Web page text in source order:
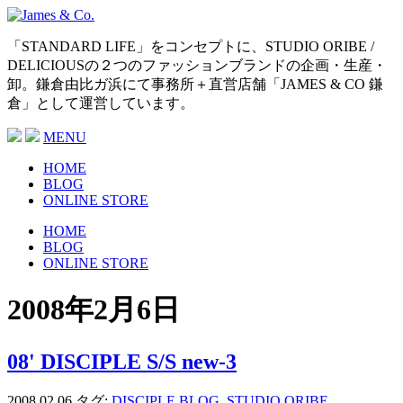
「STANDARD LIFE」をコンセプトに、STUDIO ORIBE /
DELICIOUSの２つのファッションブランドの企画・生産・
卸。鎌倉由比ガ浜にて事務所＋直営店舗「JAMES & CO 鎌
倉」として運営しています。
MENU
HOME
BLOG
ONLINE STORE
HOME
BLOG
ONLINE STORE
2008年2月6日
08' DISCIPLE S/S new-3